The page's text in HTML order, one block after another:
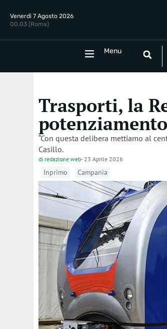
Venerdì 7 Agosto 2026
00.03 (Roma)
Menu
Home Campania
Trasporti, la
“Con questa delibera mettiamo al
Casillo.
di redazione web- 23 Aprile 2026
Inprimo Campania